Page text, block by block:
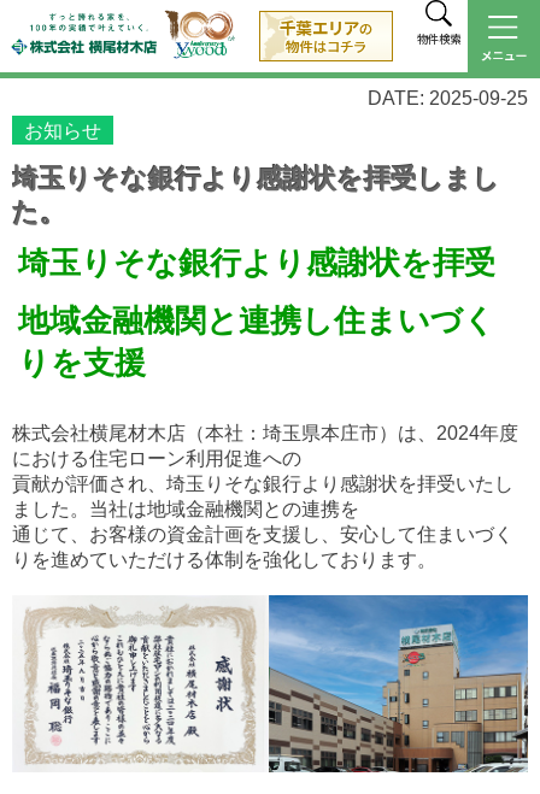
物件検索
DATE: 2025-09-25
お知らせ
埼玉りそな銀行より感謝状を拝受しまし
た。
埼玉りそな銀行より感謝状を拝受
地域金融機関と連携し住まいづく
りを支援
株式会社横尾材木店（本社：埼玉県本庄市）は、2024年度
における住宅ローン利用促進への
貢献が評価され、埼玉りそな銀行より感謝状を拝受いたし
ました。当社は地域金融機関との連携を
通じて、お客様の資金計画を支援し、安心して住まいづく
りを進めていただける体制を強化しております。